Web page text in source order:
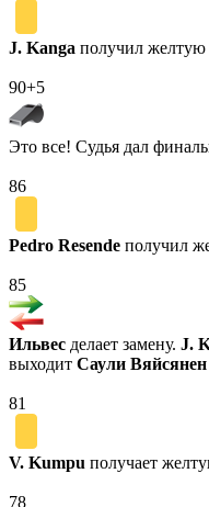
J. Kanga получил желтую
90+5
Это все! Судья дал
86
Pedro Resende получил
85
Ильвес делает замену. J.
выходит Саули Вяйсянен
81
V. Kumpu получает
78